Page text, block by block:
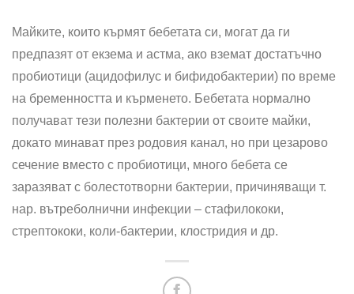
Майките, които кърмят бебетата си, могат да ги
предпазят от екзема и астма, ако вземат достатъчно
пробиотици (ацидофилус и бифидобактерии) по време
на бременността и кърменето. Бебетата нормално
получават тези полезни бактерии от своите майки,
докато минават през родовия канал, но при цезарово
сечение вместо с пробиотици, много бебета се
заразяват с болестотворни бактерии, причиняващи т.
нар. вътреболнични инфекции – стафилококи,
стрептококи, коли-бактерии, клостридия и др.